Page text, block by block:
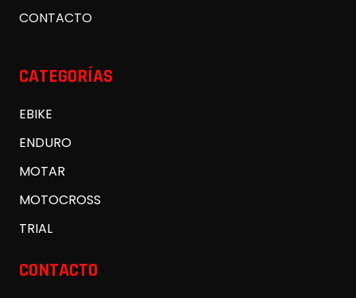
CONTACTO
CATEGORÍAS
EBIKE
ENDURO
MOTAR
MOTOCROSS
TRIAL
CONTACTO